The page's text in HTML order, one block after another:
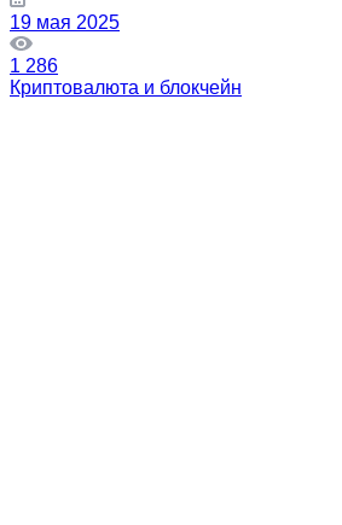
19 мая 2025
1 286
Криптовалюта и блокчейн